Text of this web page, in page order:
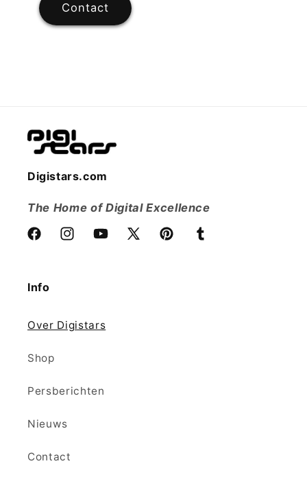
Contact
Digistars.com
The Home of Digital Excellence
FacebookInstagramYouTube
X
PinterestTumblr
Info
Over Digistars
Shop
Persberichten
Nieuws
Contact